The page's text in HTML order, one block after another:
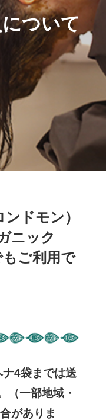
ついて
ドモン）
ニック
ご利用で
ナ4袋までは送
（一部地域・
がありま